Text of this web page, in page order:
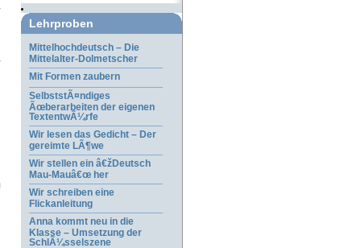
Lehrproben
Mittelhochdeutsch – Die
Mittelalter-Dolmetscher
Mit Formen zaubern
SelbststÃ¤ndiges
Ãœberarbeiten der eigenen
TextentwÃ¼rfe
Wir lesen das Gedicht – Der
gereimte LÃ¶we
Wir stellen ein â€žDeutsch
Mau-Mauâ€œ her
Wir schreiben eine
Flickanleitung
Anna kommt neu in die
Klasse – Umsetzung der
SchlÃ¼sselszene